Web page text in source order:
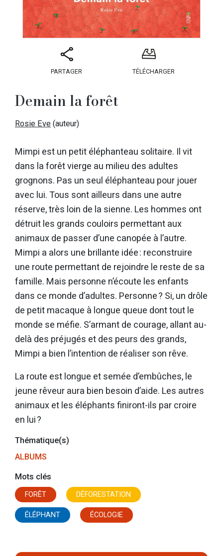
PARTAGER TÉLÉCHARGER
Demain la forêt
Rosie Eve (auteur)
Mimpi est un petit éléphanteau solitaire. Il vit
dans la forêt vierge au milieu des adultes
grognons. Pas un seul éléphanteau pour jouer
avec lui. Tous sont ailleurs dans une autre
réserve, très loin de la sienne. Les hommes ont
détruit les grands couloirs permettant aux
animaux de passer d’une canopée à l’autre.
Mimpi a alors une brillante idée : reconstruire
une route permettant de rejoindre le reste de sa
famille. Mais personne n’écoute les enfants
dans ce monde d’adultes. Personne ? Si, un drôle
de petit macaque à longue queue dont tout le
monde se méfie. S’armant de courage, allant au-
delà des préjugés et des peurs des grands,
Mimpi a bien l’intention de réaliser son rêve.
La route est longue et semée d’embûches, le
jeune rêveur aura bien besoin d’aide. Les autres
animaux et les éléphants finiront-ils par croire
en lui ?
Thématique(s)
ALBUMS
Mots clés
FORÊT DÉFORESTATION
ÉLÉPHANT ÉCOLOGIE